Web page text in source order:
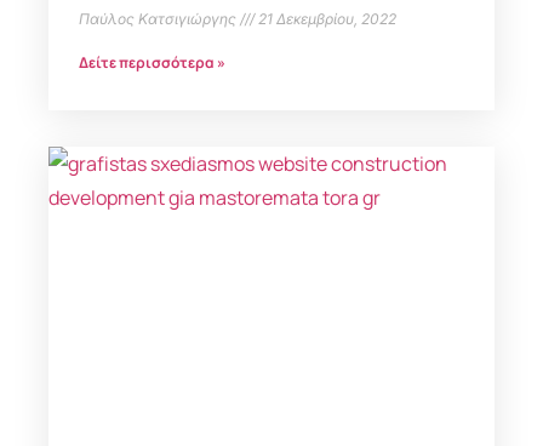
Παύλος Κατσιγιώργης 21 Δεκεμβρίου, 2022
Δείτε περισσότερα »